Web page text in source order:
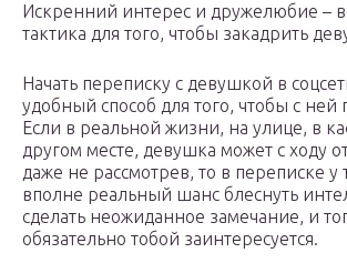
Искренний интерес и дружелюбие –
тактика для того, чтобы закадрить
Начать переписку с девушкой в
удобный способ для того, чтобы с ней
Если в реальной жизни, на улице, в
другом месте, девушка может с ходу
даже не рассмотрев, то в переписке у
вполне реальный шанс блеснуть
сделать неожиданное замечание, и
обязательно тобой заинтересуется.